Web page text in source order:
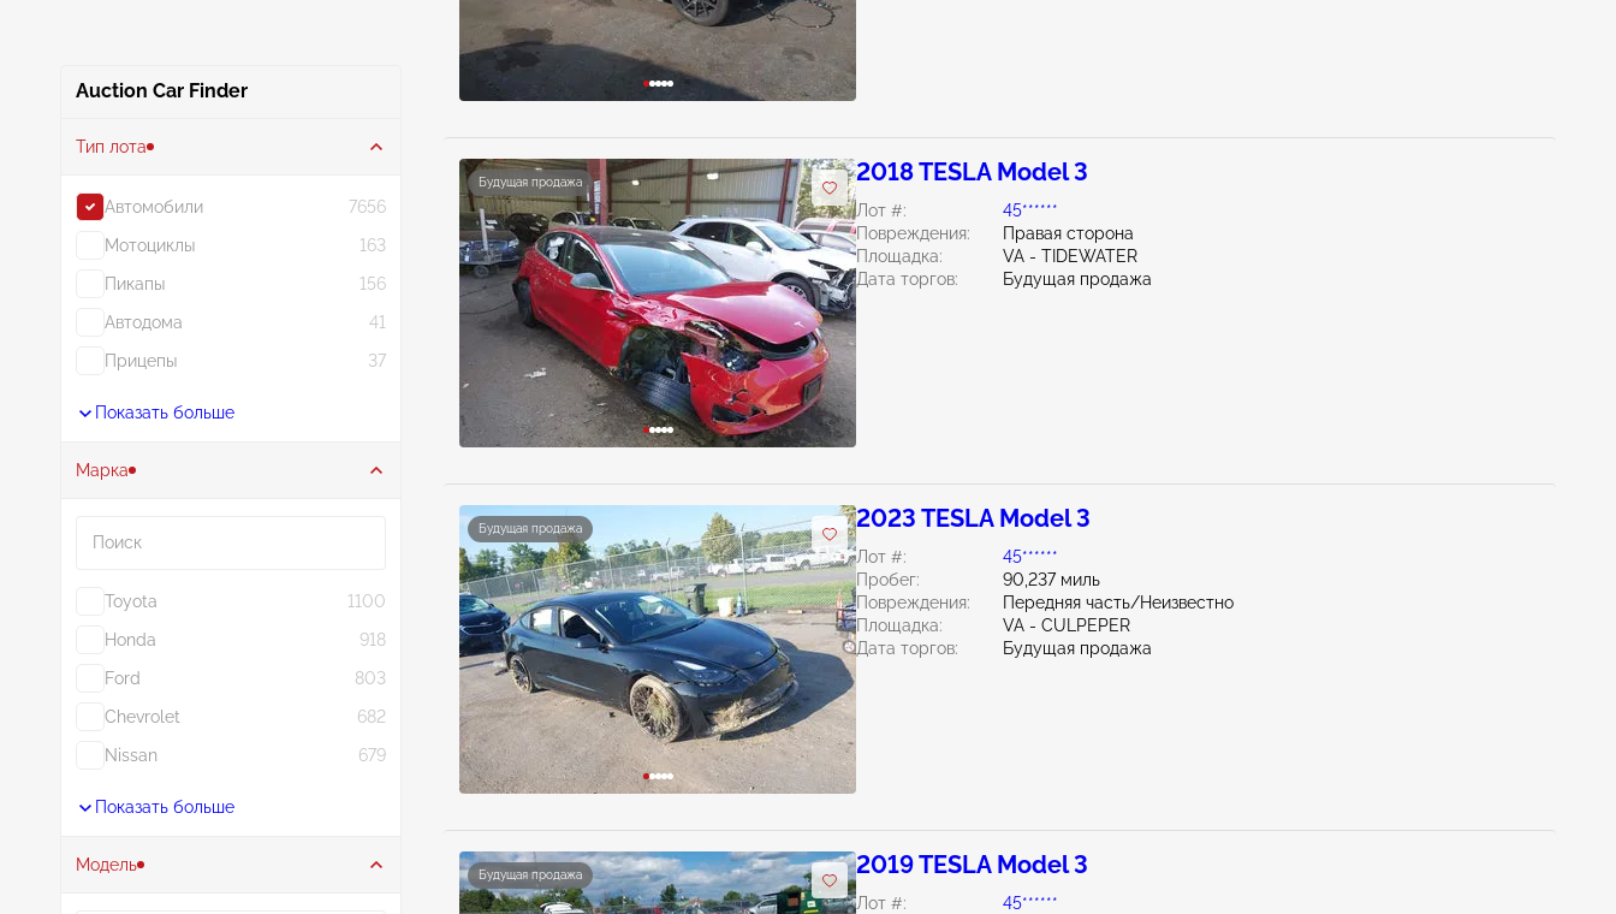
Auction Car Finder
Тип лота
Автомобили
7656
Мотоциклы
163
Пикапы
156
Автодома
41
Прицепы
37
Показать больше
Марка
Toyota
1100
Honda
918
Ford
803
Chevrolet
682
Nissan
679
Показать больше
Модель
Будущая продажа 2018 TESLA Model 3
Лот #:
45******
Повреждения:
Правая сторона
Площадка:
VA - TIDEWATER
Дата торгов:
Будущая продажа
Будущая продажа 2023 TESLA Model 3
Лот #:
45******
Пробег:
90,237 миль
Повреждения:
Передняя часть/Неизвестно
Площадка:
VA - CULPEPER
Дата торгов:
Будущая продажа
Будущая продажа 2019 TESLA Model 3
Лот #:
45******